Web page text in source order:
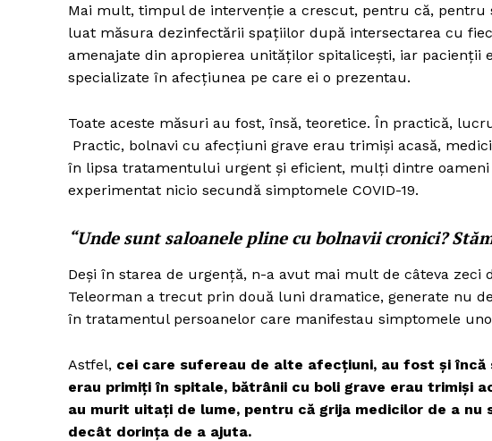
Mai mult, timpul de intervenție a crescut, pentru că,
luat măsura dezinfectării spațiilor după intersectarea cu
amenajate din apropierea unităților spitalicești, iar pacienții
specializate în afecțiunea pe care ei o prezentau.
Toate aceste măsuri au fost, însă, teoretice. În practică,
Practic, bolnavi cu afecțiuni grave erau trimiși acasă,
în lipsa tratamentului urgent și eficient, mulți dintre
experimentat nicio secundă simptomele COVID-19.
“Unde sunt saloanele pline cu bolnavii cronici?
Deși în starea de urgență, n-a avut mai mult de câteva
Teleorman a trecut prin două luni dramatice, generate nu
în tratamentul persoanelor care manifestau simptomele
Astfel, cei care sufereau de alte afecțiuni, au fost și încă
erau primiți în spitale, bătrânii cu boli grave erau trimiși
au murit uitați de lume, pentru că grija medicilor de a nu
decât dorința de a ajuta.